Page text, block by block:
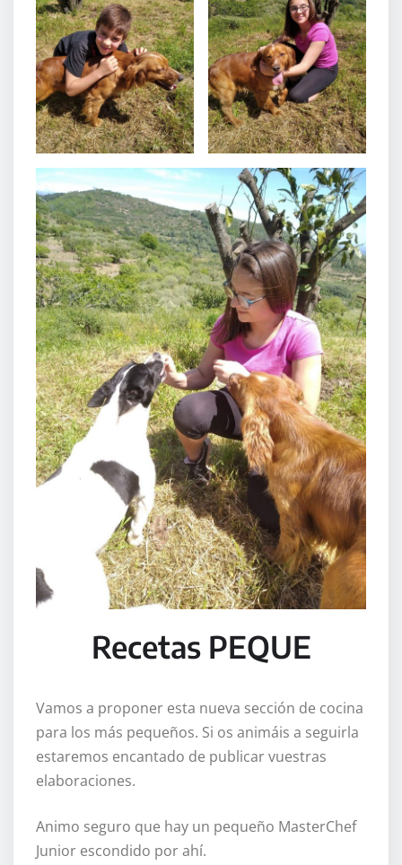
Recetas PEQUE
Vamos a proponer esta nueva sección de cocina
para los más pequeños. Si os animáis a seguirla
estaremos encantado de publicar vuestras
elaboraciones.
Animo seguro que hay un pequeño MasterChef
Junior escondido por ahí.